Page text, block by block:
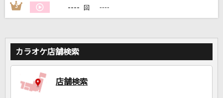
3 ---- 回 ----
カラオケ店舗検索
店舗検索